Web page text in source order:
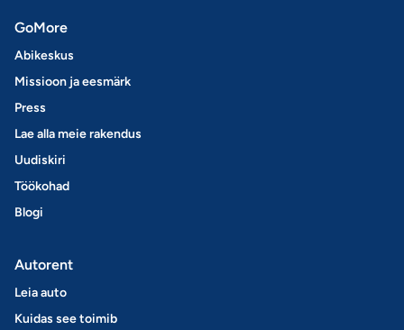
GoMore
Abikeskus
Missioon ja eesmärk
Press
Lae alla meie rakendus
Uudiskiri
Töökohad
Blogi
Autorent
Leia auto
Kuidas see toimib